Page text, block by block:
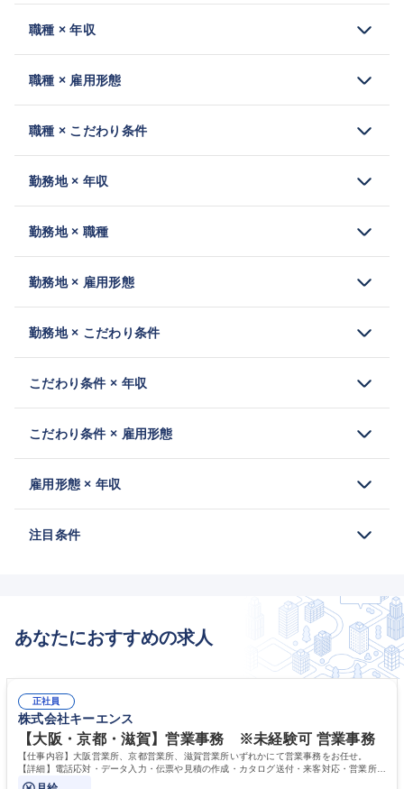
職種 × 年収
職種 × 雇用形態
職種 × こだわり条件
勤務地 × 年収
勤務地 × 職種
勤務地 × 雇用形態
勤務地 × こだわり条件
こだわり条件 × 年収
こだわり条件 × 雇用形態
雇用形態 × 年収
注目条件
あなたにおすすめの求人
正社員
株式会社キーエンス
【大阪・京都・滋賀】営業事務 ※未経験可 営業事務
【仕事内容】大阪営業所、京都営業所、滋賀営業所いずれかにて営業事務をお任せ。
【詳細】電話応対・データ入力・伝票や見積の作成・カタログ送付・来客対応・営業所内
で発生する事務業務や業務改善をお任せ。